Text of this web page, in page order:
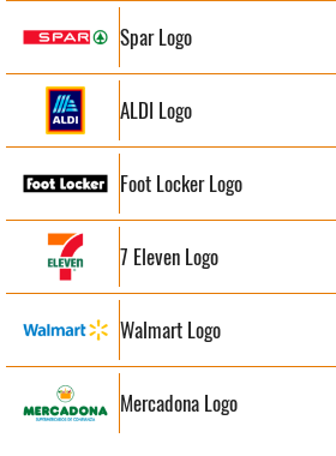
Spar Logo
ALDI Logo
Foot Locker Logo
7 Eleven Logo
Walmart Logo
Mercadona Logo